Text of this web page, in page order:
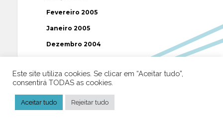
Fevereiro 2005
Janeiro 2005
Dezembro 2004
Outubro 2004
Agosto 2004
Este site utiliza cookies. Se clicar em “Aceitar tudo”,
consentirá TODAS as cookies.
Aceitar tudo Rejeitar tudo